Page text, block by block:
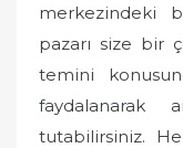
merkezindeki
pazarı size bir
temini
faydalanarak
tutabilirsiniz.